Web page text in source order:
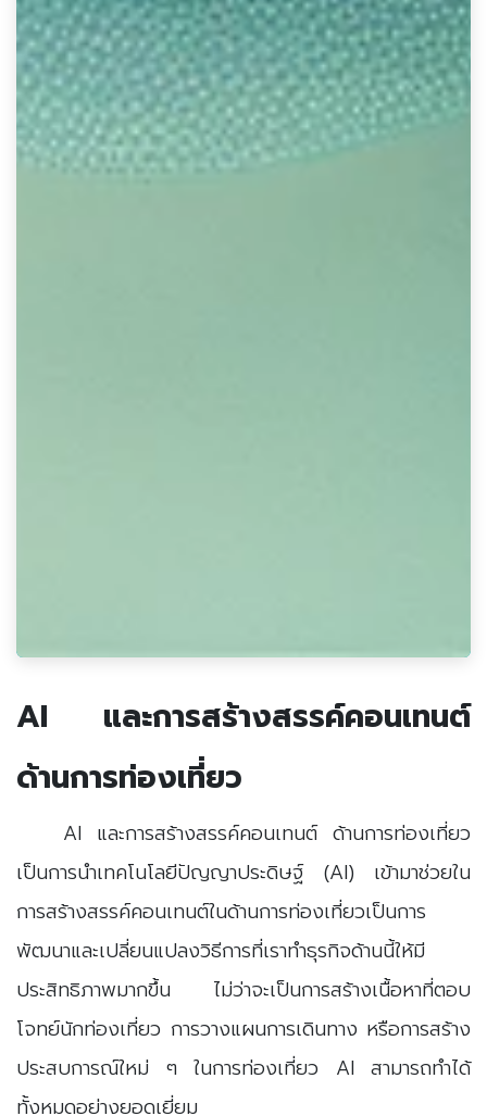
AI และการสร้างสรรค์คอนเทนต์
ด้านการท่องเที่ยว
AI และการสร้างสรรค์คอนเทนต์ ด้านการท่องเที่ยว
เป็นการนำเทคโนโลยีปัญญาประดิษฐ์ (AI) เข้ามาช่วยใน
การสร้างสรรค์คอนเทนต์ในด้านการท่องเที่ยวเป็นการ
พัฒนาและเปลี่ยนแปลงวิธีการที่เราทำธุรกิจด้านนี้ให้มี
ประสิทธิภาพมากขึ้น ไม่ว่าจะเป็นการสร้างเนื้อหาที่ตอบ
โจทย์นักท่องเที่ยว การวางแผนการเดินทาง หรือการสร้าง
ประสบการณ์ใหม่ ๆ ในการท่องเที่ยว AI สามารถทำได้
ทั้งหมดอย่างยอดเยี่ยม